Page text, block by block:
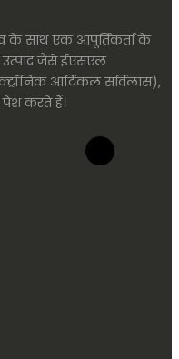
के साथ एक आपूर्तिकर्ता के
उत्पाद जैसे ईएसएल
आर्टिकल सर्विलांस),
पेश करते हैं।